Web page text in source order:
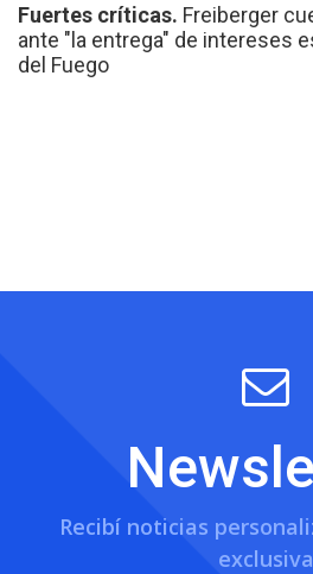
Fuertes críticas. Freiberger
ante "la entrega" de intereses
del Fuego
Recibí noticias
exclusiva